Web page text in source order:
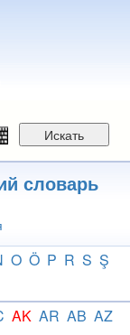
Искать
словарь
O Ö P R S Ş
AK AR AB AZ